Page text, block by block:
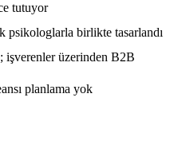
tutuyor
psikologlarla birlikte tasarlandı
işverenler üzerinden B2B
planlama yok